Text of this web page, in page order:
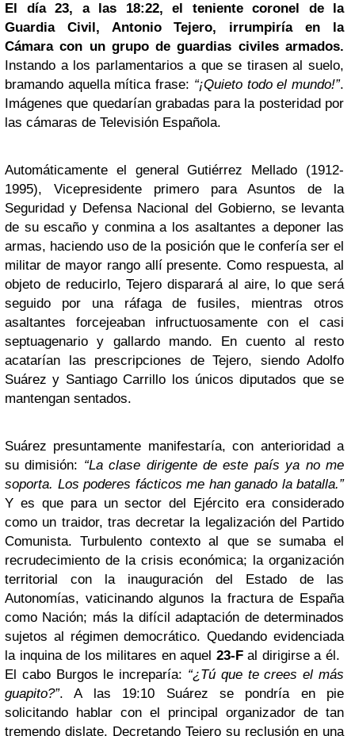
El día 23, a las 18:22, el teniente coronel de la
GuardiaCivil, Antonio Tejero, irrumpiría en la
Cámara con un grupo de guardias civiles armados.
Instando a los parlamentarios a que se tirasen al suelo,
bramando aquella mítica frase: “¡Quieto todo el mundo!”.
Imágenes que quedarían grabadas para la posteridad por
las cámaras de Televisión Española.
Automáticamente el general Gutiérrez Mellado (1912-
1995), Vicepresidente primero para Asuntos de la
Seguridad y Defensa Nacional del Gobierno, se levanta
de su escaño y conmina a los asaltantes a deponer las
armas, haciendo uso de la posición que le confería ser el
militar de mayor rango allí presente. Como respuesta, al
objeto de reducirlo, Tejero disparará al aire, lo que será
seguido por una ráfaga de fusiles, mientras otros
asaltantes forcejeaban infructuosamente con el casi
septuagenario y gallardo mando. En cuento al resto
acatarían las prescripciones de Tejero, siendo Adolfo
Suárez y Santiago Carrillo los únicos diputados que se
mantengan sentados.
Suárez presuntamente manifestaría, con anterioridad a
su dimisión: “La clase dirigente de este país ya no me
soporta. Los poderes fácticos me han ganado la batalla.”
Y es que para un sector del Ejército era considerado
como un traidor, tras decretar la legalización del Partido
Comunista. Turbulento contexto al que se sumaba el
recrudecimiento de la crisis económica; la organización
territorial con la inauguración del Estado de las
Autonomías, vaticinando algunos la fractura de España
como Nación; más la difícil adaptación de determinados
sujetos al régimen democrático. Quedando evidenciada
la inquina de los militares en aquel 23-Fal dirigirse a él.
El cabo Burgos le increparía: “¿Tú que te crees el más
guapito?”. A las 19:10 Suárez se pondría en pie
solicitando hablar con el principal organizador de tan
tremendo dislate. Decretando Tejero su reclusión en una